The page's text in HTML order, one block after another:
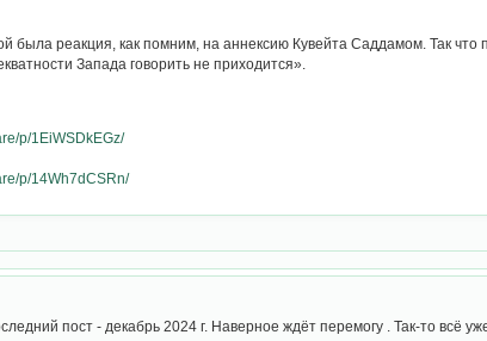
была реакция, как помним, на аннексию Кувейта Саддамом. Так что
Запада говорить не приходится».
p/1EiWSDkEGz/
p/14Wh7dCSRn/
пост - декабрь 2024 г. Наверное ждёт перемогу . Так-то всё